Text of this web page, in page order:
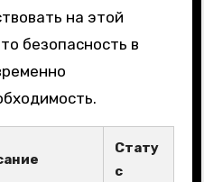
на этой
безопасность в
Стату
с